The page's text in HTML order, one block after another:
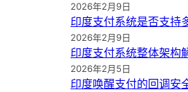
2026年2月9日
印度支付系统是否支持
2026年2月9日
印度支付系统整体架构
2026年2月5日
印度唤醒支付的回调安